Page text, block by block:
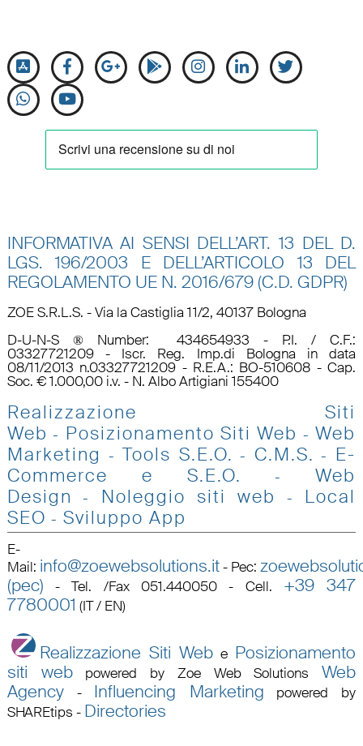
INFORMATIVA AI SENSI DELL’ART. 13 DEL D.
LGS. 196/2003 E DELL’ARTICOLO 13 DEL
REGOLAMENTO UE N. 2016/679 (C.D. GDPR)
ZOE S.R.L.S. - Via la Castiglia 11/2, 40137 Bologna
D-U-N-S ® Number: 434654933 - P.I. / C.F.:
03327721209 - Iscr. Reg. Imp.di Bologna in data
08/11/2013 n.03327721209 - R.E.A.: BO-510608 - Cap.
Soc. € 1.000,00 i.v. - N. Albo Artigiani 155400
Realizzazione Siti
Web - Posizionamento Siti Web -Web
Marketing - Tools S.E.O. - C.M.S. - E-
Commerce e S.E.O.
-Web
Design
- Noleggio siti web - Local
SEO - Sviluppo App
E-
Mail: info@zoewebsolutions.it- Pec:
(pec) -Tel. /Fax 051.440050 - Cell. +39 347
7780001 (IT / EN)
Realizzazione Siti Web e Posizionamento
siti webpowered by Zoe Web SolutionsWeb
Agency- Influencing Marketing powered by
SHAREtips - Directories